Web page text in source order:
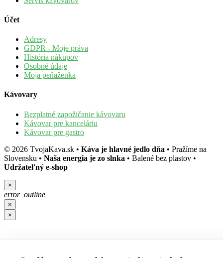
Účet
Adresy
GDPR - Moje práva
História nákupov
Osobné údaje
Moja peňaženka
Kávovary
Bezplatné zapožičanie kávovaru
Kávovar pre kanceláriu
Kávovar pre gastro
© 2026 TvojaKava.sk • Káva je hlavné jedlo dňa • Pražíme na
Slovensku • Naša energia je zo slnka • Balené bez plastov •
Udržateľný e-shop
×
error_outline
×
×